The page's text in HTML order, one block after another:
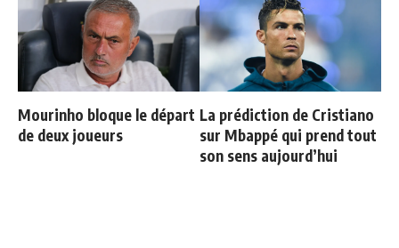
Mourinho bloque le départ
de deux joueurs
La prédiction de Cristiano
sur Mbappé qui prend tout
son sens aujourd’hui